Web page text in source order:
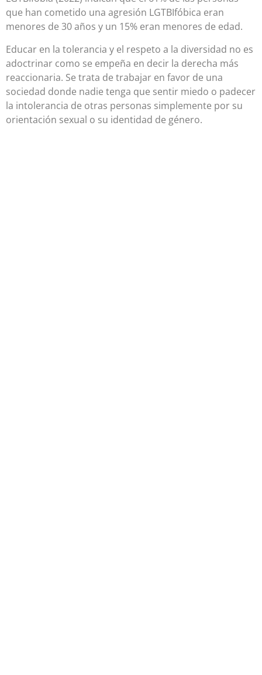
que han cometido una agresión LGTBIfóbica eran
menores de 30 años y un 15% eran menores de edad.
Educar en la tolerancia y el respeto a la diversidad no es
adoctrinar como se empeña en decir la derecha más
reaccionaria. Se trata de trabajar en favor de una
sociedad donde nadie tenga que sentir miedo o padecer
la intolerancia de otras personas simplemente por su
orientación sexual o su identidad de género.